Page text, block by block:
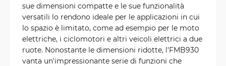
sue dimensioni compatte e le sue funzionalità
versatili lo rendono ideale per le applicazioni in cui
lo spazio è limitato, come ad esempio per le moto
elettriche, i ciclomotori e altri veicoli elettrici a due
ruote. Nonostante le dimensioni ridotte, l'FMB930
vanta un'impressionante serie di funzioni che